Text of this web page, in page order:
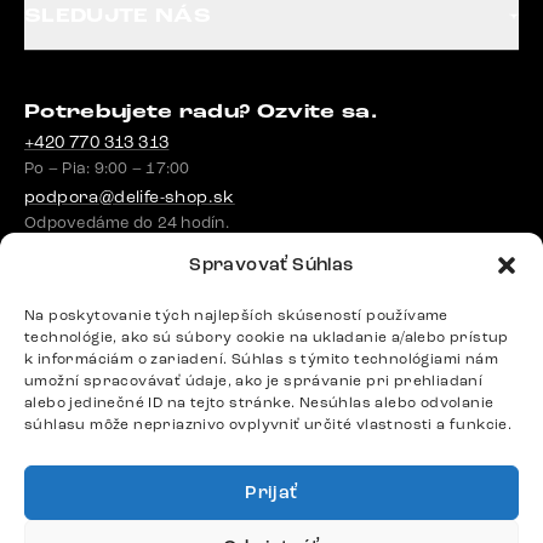
Spravovať Súhlas
Na poskytovanie tých najlepších skúseností používame
technológie, ako sú súbory cookie na ukladanie a/alebo prístup
k informáciám o zariadení. Súhlas s týmito technológiami nám
umožní spracovávať údaje, ako je správanie pri prehliadaní
alebo jedinečné ID na tejto stránke. Nesúhlas alebo odvolanie
súhlasu môže nepriaznivo ovplyvniť určité vlastnosti a funkcie.
Prijať
Potrebujete radu? Ozvite sa.
+420 770 313 313
Po – Pia: 9:00 – 17:00
podpora@delife-shop.sk
Odpovedáme do 24 hodín.
Google recenzie
4,8